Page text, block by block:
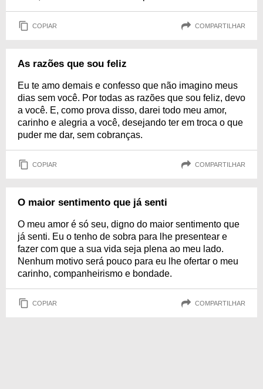
COPIAR COMPARTILHAR
As razões que sou feliz
Eu te amo demais e confesso que não imagino meus
dias sem você. Por todas as razões que sou feliz, devo
a você. E, como prova disso, darei todo meu amor,
carinho e alegria a você, desejando ter em troca o que
puder me dar, sem cobranças.
COPIAR COMPARTILHAR
O maior sentimento que já senti
O meu amor é só seu, digno do maior sentimento que
já senti. Eu o tenho de sobra para lhe presentear e
fazer com que a sua vida seja plena ao meu lado.
Nenhum motivo será pouco para eu lhe ofertar o meu
carinho, companheirismo e bondade.
COPIAR COMPARTILHAR